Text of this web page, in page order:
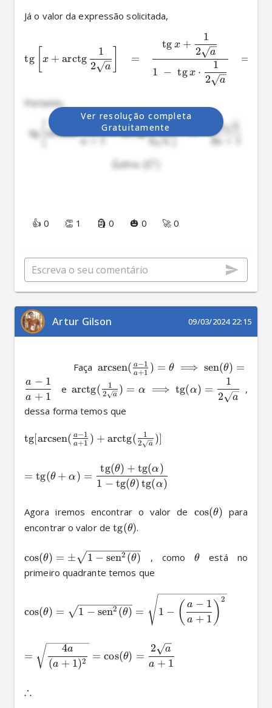
Já o valor da expressão solicitada,
tg [x + arctg
2 a
1
=
1 − tgx ⋅
2 a
1
tg x +
2 a
1
=
Portanto,
tg [arcsen
+1
1
+ arctg
2
1 ] 3
a
e a
Ver resolução completa
Gratuitamente
👍 0 👏 1 🗿 0 🎃 0 🚀 0
Artur Gilson 09/03/2024 22:15
          Faça
arcsen( a+1
a−1 ) = θ ⟹ sen(θ) =
a + 1
a − 1
  e
arctg( 2 a
1 ) = α ⟹ tg(α) =
2 a
1
,
dessa forma temos que
tg[arcsen( a+1
a−1 ) + arctg( 2 a
1 )]
= tg(θ + α) =
1 − tg(θ)tg(α)
tg(θ) + tg(α)
Agora iremos encontrar o valor de cos(θ) para
encontrar o valor de tg(θ).
cos(θ) = ± 1 − sen2 (θ) , como θ
está no
primeiro quadrante temos que
cos(θ) = 1 − sen2 (θ) = 1 − ( a + 1
a − 1 ) 2
=
(a + 1)2
4a
= cos(θ) =
a + 1
2 a
∴